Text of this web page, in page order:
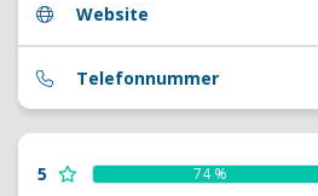
Website
Telefonnummer
5 74 %